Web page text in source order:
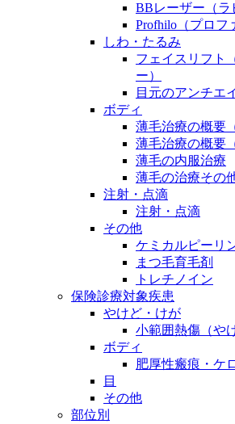
BBレーザー（ラ
Profhilo（プロフ
しわ・たるみ
フェイスリフト
ー）
目元のアンチエ
ボディ
薄毛治療の概要
薄毛治療の概要
薄毛の内服治療
薄毛の治療その
注射・点滴
注射・点滴
その他
ケミカルピーリ
まつ毛育毛剤
トレチノイン
保険診療対象疾患
やけど・けが
小範囲熱傷（や
ボディ
肥厚性瘢痕・ケ
目
その他
部位別